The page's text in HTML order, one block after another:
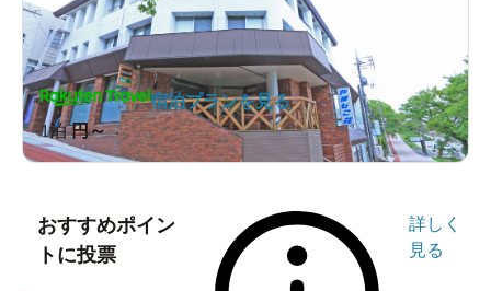
1泊円～
宿泊プランを見る
おすすめポイン
トに投票
詳しく
見る